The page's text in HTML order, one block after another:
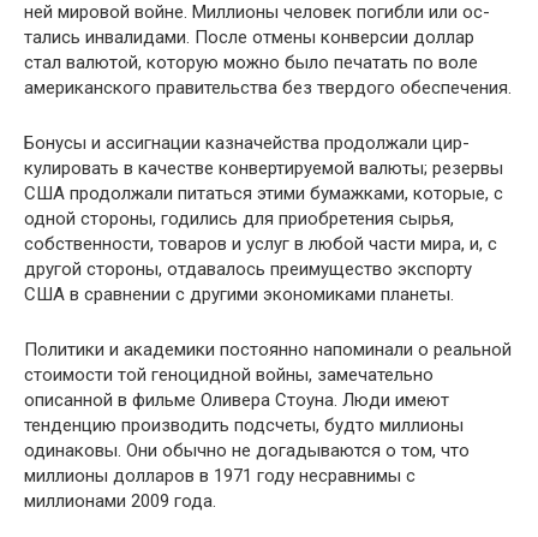
ней мировой войне. Миллионы человек погибли или ос­
тались инвалидами. После отмены конверсии доллар
стал валютой, которую можно было печатать по воле
американ­ского правительства без твердого обеспечения.
Бонусы и ассигнации казначейства продолжали цир­
кулировать в качестве конвертируемой валюты; резервы
США продолжали питаться этими бумажками, которые, с
одной стороны, годились для приобретения сырья,
собст­венности, товаров и услуг в любой части мира, и, с
другой стороны, отдавалось преимущество экспорту
США в срав­нении с другими экономиками планеты.
Политики и академики постоянно напоминали о ре­альной
стоимости той геноцидной войны, замечательно
описанной в фильме Оливера Стоуна. Люди имеют
тенден­цию производить подсчеты, будто миллионы
одинаковы. Они обычно не догадываются о том, что
миллионы долла­ров в 1971 году несравнимы с
миллионами 2009 года.